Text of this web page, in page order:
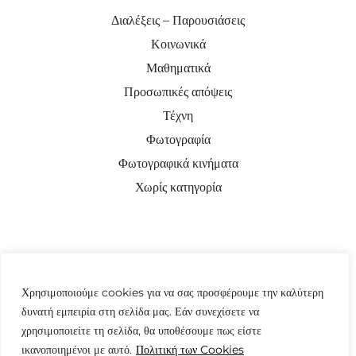
Χρησιμοποιούμε cookies για να σας προσφέρουμε την καλύτερη
δυνατή εμπειρία στη σελίδα μας. Εάν συνεχίσετε να
χρησιμοποιείτε τη σελίδα, θα υποθέσουμε πως είστε
ικανοποιημένοι με αυτό. Πολιτική των Cookies
Διαλέξεις – Παρουσιάσεις
Κοινωνικά
Μαθηματικά
Προσωπικές απόψεις
Τέχνη
Φωτογραφία
Φωτογραφικά κινήματα
Χωρίς κατηγορία